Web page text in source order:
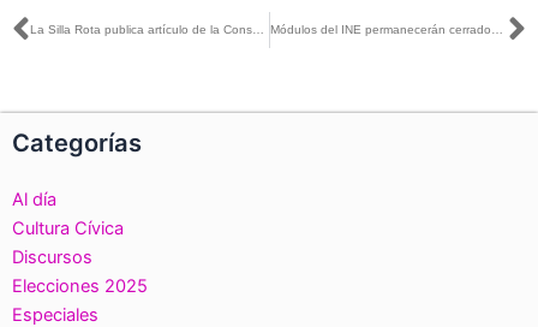
Ant
Categorías
Al día
Cultura Cívica
Discursos
Elecciones 2025
Especiales